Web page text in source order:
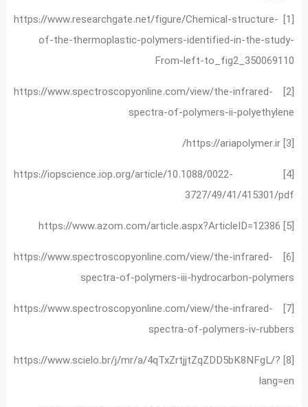
[1] https://www.researchgate.net/figure/Chemical-structure-
of-the-thermoplastic-polymers-identified-in-the-study-
From-left-to_fig2_350069110
[2] https://www.spectroscopyonline.com/view/the-infrared-
spectra-of-polymers-ii-polyethylene
[3] https://ariapolymer.ir/
[4] https://iopscience.iop.org/article/10.1088/0022-
3727/49/41/415301/pdf
[5] https://www.azom.com/article.aspx?ArticleID=12386
[6] https://www.spectroscopyonline.com/view/the-infrared-
spectra-of-polymers-iii-hydrocarbon-polymers
[7] https://www.spectroscopyonline.com/view/the-infrared-
spectra-of-polymers-iv-rubbers
[8] https://www.scielo.br/j/mr/a/4qTxZrtjjtZqZDD5bK8NFgL/?
lang=en